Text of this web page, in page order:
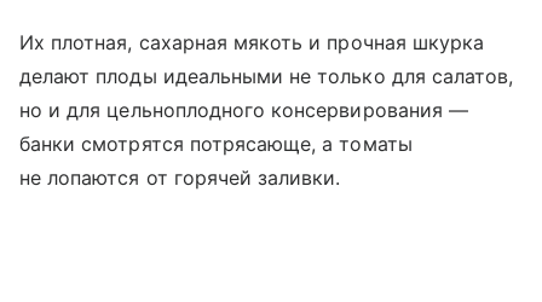
Их плотная, сахарная мякоть и прочная шкурка
делают плоды идеальными не только для салатов,
но и для цельноплодного консервирования —
банки смотрятся потрясающе, а томаты
не лопаются от горячей заливки.